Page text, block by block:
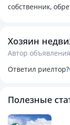
собственник,
гараж со
5 мин остановка,
дорога выложена
видеосвязи.
Хозяин
Автор объявления
Ответил риелтор?
Полезные